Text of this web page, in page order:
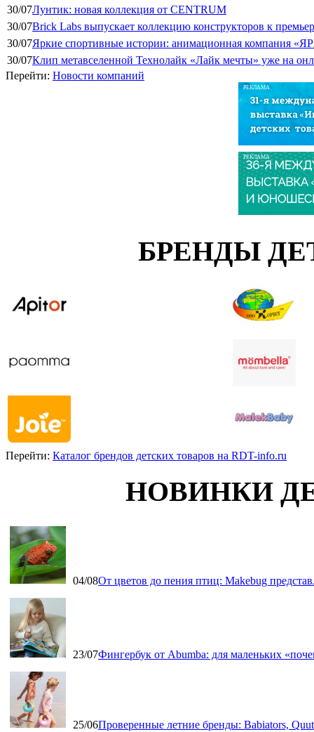
30/07Лунтик: новая коллекция от CENTRUM
30/07Brick Labs выпускает коллекцию конструкторов к
30/07Яркие спортивные истории: анимационная компания
30/07Клип метавселенной Технолайк «Лайк мечты» уже на
Перейти: Новости компаний
РЕКЛАМА
РЕКЛАМА
БРЕНДЫ
Перейти: Каталог брендов детских товаров на RDT-info.ru
НОВИНКИ
04/08От цветов до пения птиц: Makebug
23/07Фингербук от Abumba: для маленьких
25/06Проверенные летние бренды: Babiators,